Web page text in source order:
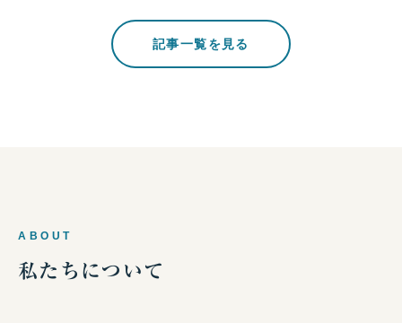
記事一覧を見る
ABOUT
私たちについて